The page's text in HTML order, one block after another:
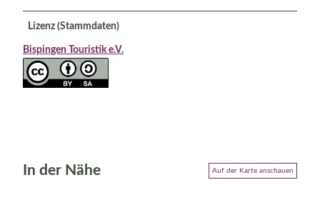
Lizenz (Stammdaten)
Bispingen Touristik e.V.
In der Nähe Auf der Karte anschauen